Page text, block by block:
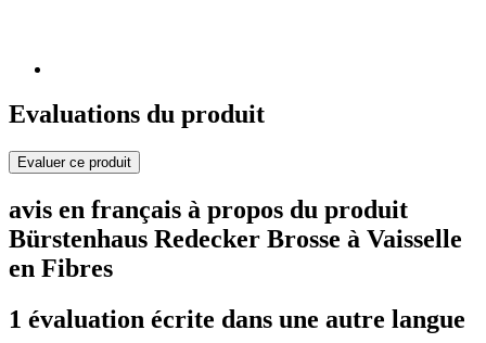
Evaluations du produit
Evaluer ce produit
avis en français à propos du produit
Bürstenhaus Redecker Brosse à Vaisselle
en Fibres
1 évaluation écrite dans une autre langue